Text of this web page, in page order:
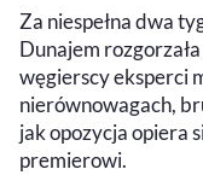
Za niespełna dwa
Dunajem
węgierscy eksperci
nierównowagach,
jak opozycja opiera
premierowi.